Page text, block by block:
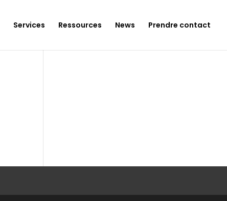
Services Ressources News Prendre contact